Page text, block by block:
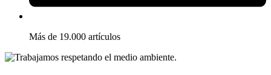
Más de 19.000 artículos